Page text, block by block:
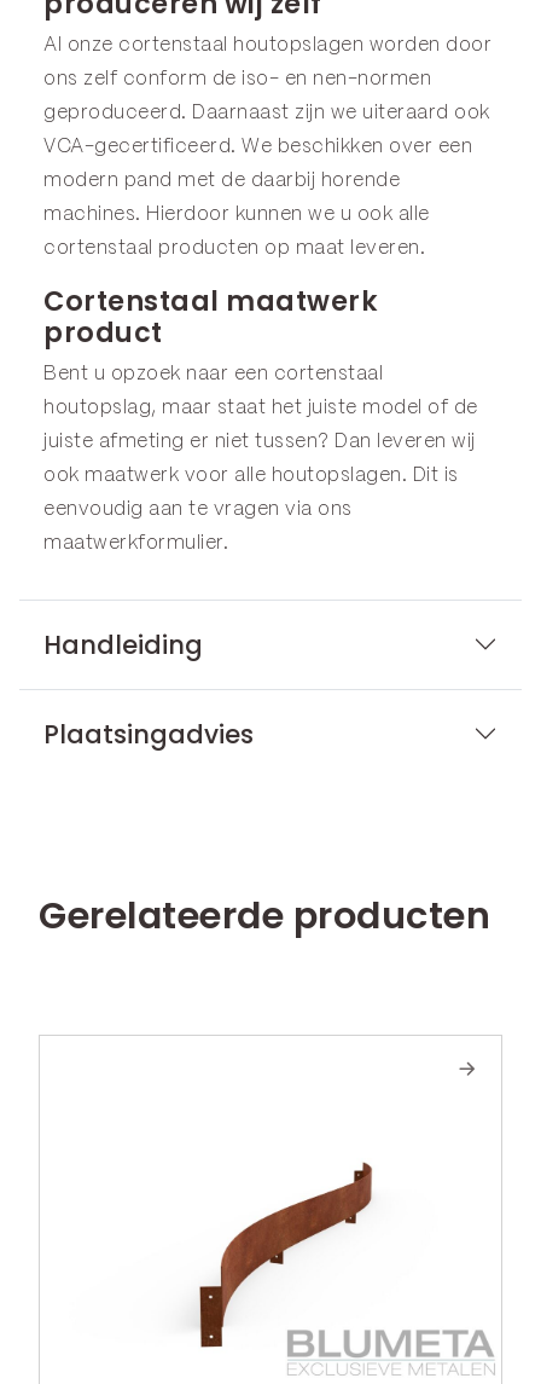
Al onze cortenstaal houtopslagen worden door
ons zelf conform de iso- en nen-normen
geproduceerd. Daarnaast zijn we uiteraard ook
VCA-gecertificeerd. We beschikken over een
modern pand met de daarbij horende
machines. Hierdoor kunnen we u ook alle
cortenstaal producten op maat leveren.
Cortenstaal maatwerk
product
Bent u opzoek naar een cortenstaal
houtopslag, maar staat het juiste model of de
juiste afmeting er niet tussen? Dan leveren wij
ook maatwerk voor alle houtopslagen. Dit is
eenvoudig aan te vragen via ons
maatwerkformulier.
Handleiding
Plaatsingadvies
Gerelateerde producten